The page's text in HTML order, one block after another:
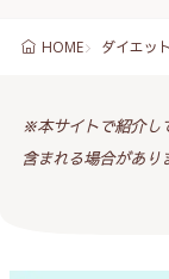
HOME ダイエッ
※本サイトで紹介し
含まれる場合があり